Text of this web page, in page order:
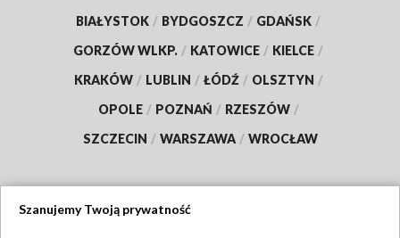
BIAŁYSTOK / BYDGOSZCZ / GDAŃSK /
GORZÓW WLKP. / KATOWICE / KIELCE /
KRAKÓW / LUBLIN / ŁÓDŹ / OLSZTYN /
OPOLE / POZNAŃ / RZESZÓW /
SZCZECIN / WARSZAWA / WROCŁAW
Szanujemy Twoją prywatność